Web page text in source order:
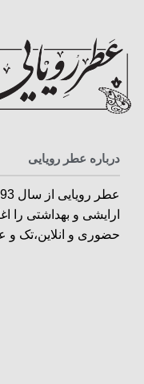
درباره عطر رویایی
ارایشی و بهداشتی را
حضوری و انلاین،تک و